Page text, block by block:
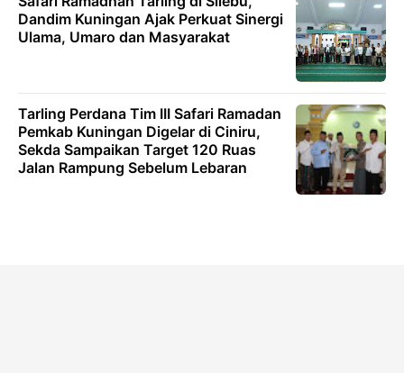
Dandim Kuningan Ajak Perkuat Sinergi
Ulama, Umaro dan Masyarakat
Tarling Perdana Tim III Safari Ramadan
Pemkab Kuningan Digelar di Ciniru,
Sekda Sampaikan Target 120 Ruas
Jalan Rampung Sebelum Lebaran